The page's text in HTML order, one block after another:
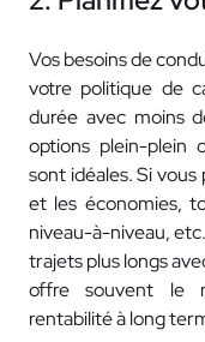
Vos besoins de
votre politique de
durée avec moins
options plein-plein
sont idéales. Si
et les économies,
niveau-à-niveau,
trajets plus longs
offre souvent le
rentabilité à long